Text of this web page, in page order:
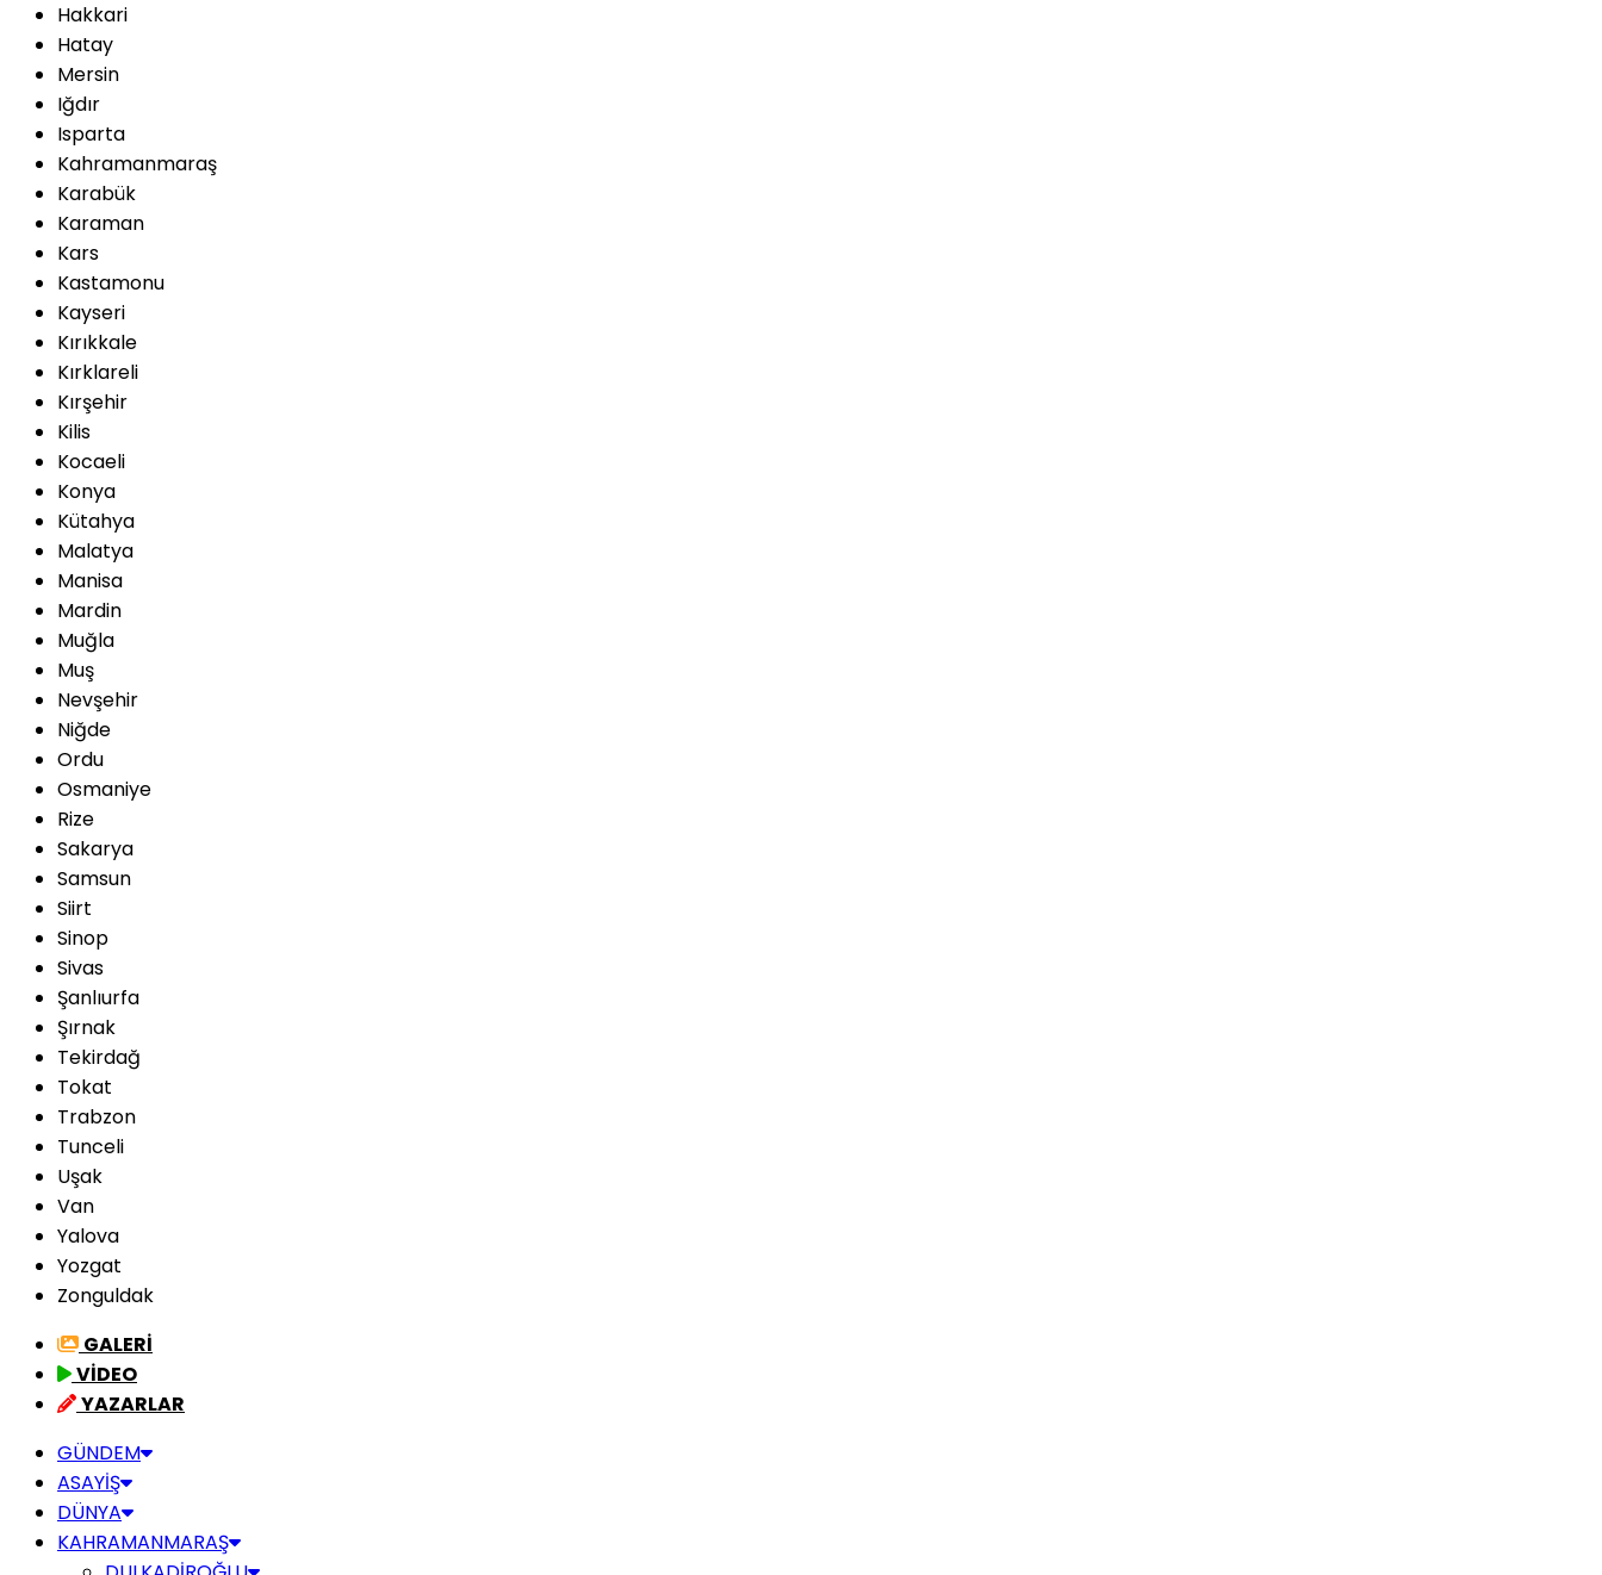
Hakkari
Hatay
Mersin
Iğdır
Isparta
Kahramanmaraş
Karabük
Karaman
Kars
Kastamonu
Kayseri
Kırıkkale
Kırklareli
Kırşehir
Kilis
Kocaeli
Konya
Kütahya
Malatya
Manisa
Mardin
Muğla
Muş
Nevşehir
Niğde
Ordu
Osmaniye
Rize
Sakarya
Samsun
Siirt
Sinop
Sivas
Şanlıurfa
Şırnak
Tekirdağ
Tokat
Trabzon
Tunceli
Uşak
Van
Yalova
Yozgat
Zonguldak
GALERİ
VİDEO
YAZARLAR
GÜNDEM
ASAYİŞ
DÜNYA
KAHRAMANMARAŞ